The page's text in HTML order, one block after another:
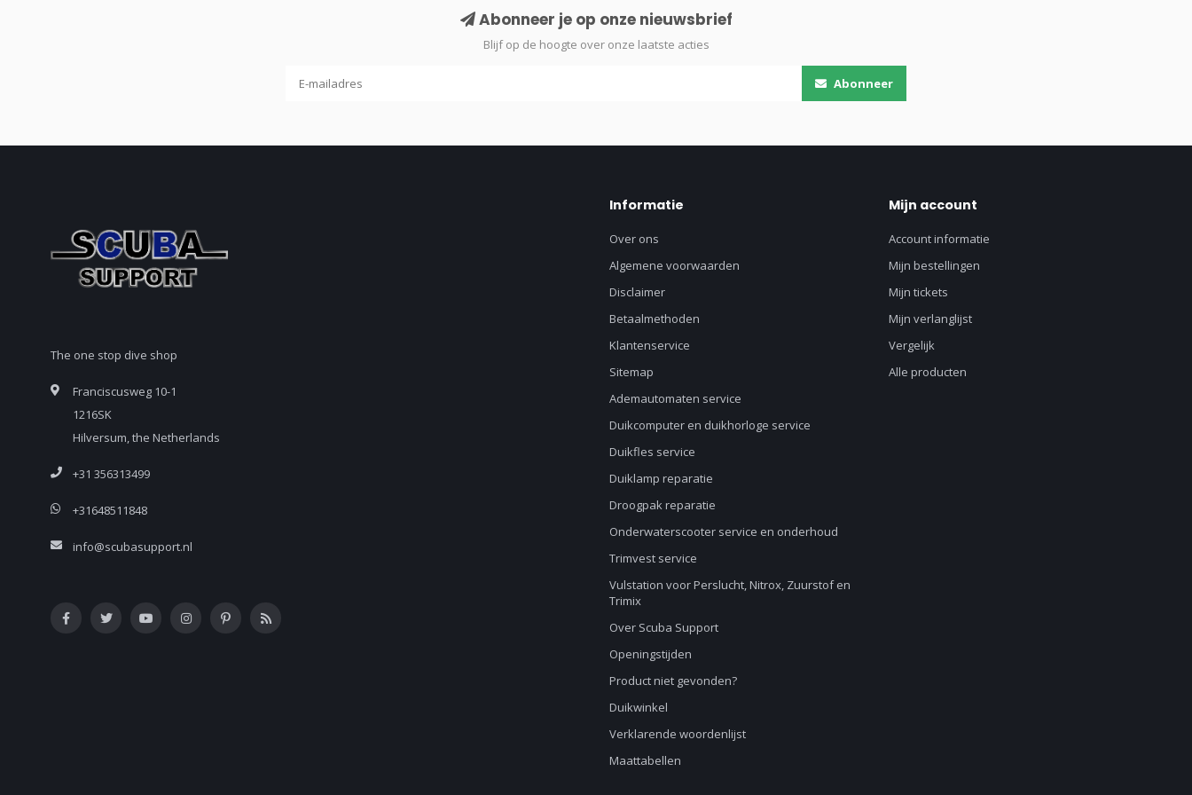
Abonneer je op onze nieuwsbrief
Blijf op de hoogte over onze laatste acties
Abonneer
The one stop dive shop
Franciscusweg 10-1
1216SK
Hilversum, the Netherlands
+31 356313499
+31648511848
info@scubasupport.nl
Informatie
Over ons
Algemene voorwaarden
Disclaimer
Betaalmethoden
Klantenservice
Sitemap
Ademautomaten service
Duikcomputer en duikhorloge service
Duikfles service
Duiklamp reparatie
Droogpak reparatie
Onderwaterscooter service en onderhoud
Trimvest service
Vulstation voor Perslucht, Nitrox, Zuurstof en
Trimix
Over Scuba Support
Openingstijden
Product niet gevonden?
Duikwinkel
Verklarende woordenlijst
Maattabellen
Mijn account
Account informatie
Mijn bestellingen
Mijn tickets
Mijn verlanglijst
Vergelijk
Alle producten